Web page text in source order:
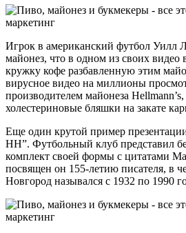
Игрок в американский футбол Уилл
майонез, что в одном из своих
кружку кофе разбавленную этим
вирусное видео на миллионы
производителем майонеза
холестериновые бляшки на закате
Еще один крутой пример
НН”. Футбольный клуб представил
комплект своей формы с цитатами
посвящен он 155-летию писателя, в
Новгород назывался с 1932 по 1990